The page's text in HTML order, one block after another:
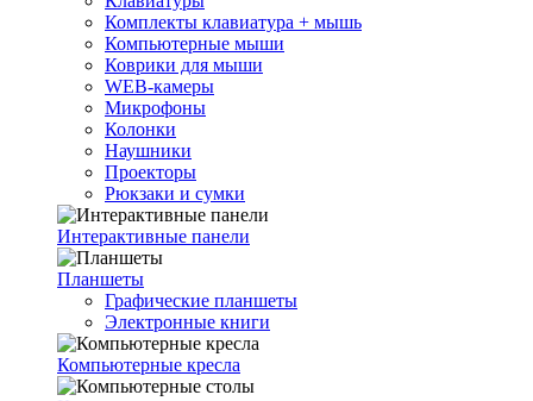
Комплекты клавиатура + мышь
Компьютерные мыши
Коврики для мыши
WEB-камеры
Микрофоны
Колонки
Наушники
Проекторы
Рюкзаки и сумки
Интерактивные панели
Планшеты
Графические планшеты
Электронные книги
Компьютерные кресла